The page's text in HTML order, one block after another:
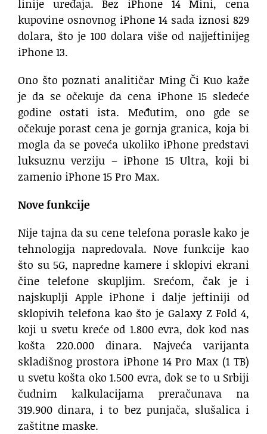
linije uređaja. Bez iPhone 14 Mini, cena
kupovine osnovnog iPhone 14 sada iznosi 829
dolara, što je 100 dolara više od najjeftinijeg
iPhone 13.
Ono što poznati analitičar Ming Či Kuo kaže
je da se očekuje da cena iPhone 15 sledeće
godine ostati ista. Međutim, ono gde se
očekuje porast cena je gornja granica, koja bi
mogla da se poveća ukoliko iPhone predstavi
luksuznu verziju – iPhone 15 Ultra, koji bi
zamenio iPhone 15 Pro Max.
Nove funkcije
Nije tajna da su cene telefona porasle kako je
tehnologija napredovala. Nove funkcije kao
što su 5G, napredne kamere i sklopivi ekrani
čine telefone skupljim. Srećom, čak je i
najskuplji Apple iPhone i dalje jeftiniji od
sklopivih telefona kao što je Galaxy Z Fold 4,
koji u svetu kreće od 1.800 evra, dok kod nas
košta 220.000 dinara. Najveća varijanta
skladišnog prostora iPhone 14 Pro Max (1 TB)
u svetu košta oko 1.500 evra, dok se to u Srbiji
čudnim kalkulacijama preračunava na
319.900 dinara, i to bez punjača, slušalica i
zaštitne maske.